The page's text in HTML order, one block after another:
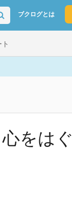
ブクログとは
をはぐ